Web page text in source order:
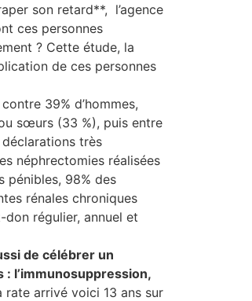
son retard**, l’agence
ces personnes
? Cette étude, la
de ces personnes
39% d’hommes,
sœurs (33 %), puis entre
très
néphrectomies réalisées
98% des
rénales chroniques
régulier, annuel et
de célébrer un
l’immunosuppression,
rate arrivé voici 13 ans sur